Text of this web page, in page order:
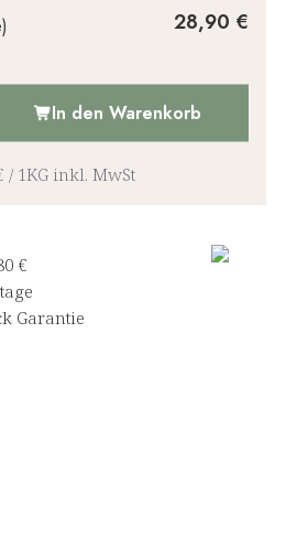
Rabatt
)
28,90 €
In den Warenkorb
/ 1KG inkl. MwSt
€
Garantie